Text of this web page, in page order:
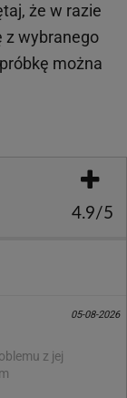
że w razie
z wybranego
można
4.9/5
05-08-2026
z jej